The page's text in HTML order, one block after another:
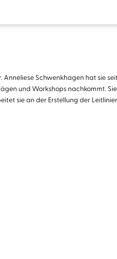
Schwenkhagen hat sie
und Workshops nachkommt.
sie an der Erstellung der